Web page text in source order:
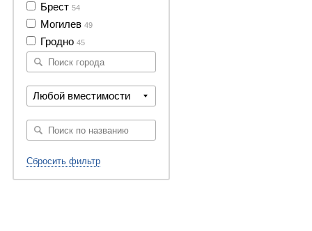
Брест 54
Могилев 49
Гродно 45
Любой вместимости
Сбросить фильтр